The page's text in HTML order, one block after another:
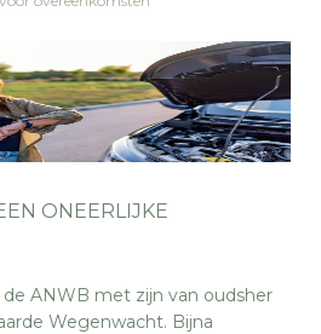
ONEERLIJKE
de ANWB met zijn van oudsher
Wegenwacht. Bijna